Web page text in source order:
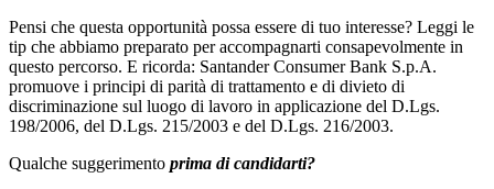
Pensi che questa opportunità possa essere di tuo interesse? Leggi le
tip che abbiamo preparato per accompagnarti consapevolmente in
questo percorso. E ricorda: Santander Consumer Bank S.p.A.
promuove i principi di parità di trattamento e di divieto di
discriminazione sul luogo di lavoro in applicazione del D.Lgs.
198/2006, del D.Lgs. 215/2003 e del D.Lgs. 216/2003.
Qualche suggerimento prima di candidarti?